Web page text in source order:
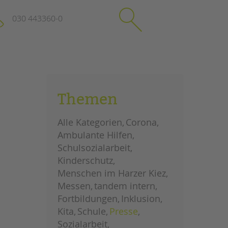
Impressum
Datenschutz
Hinweisgebersystem
Intranet
schließen
030 443360-0
SuchenThemen
Alle Kategorien Corona
Ambulante Hilfen
Schulsozialarbeit
Kinderschutz
Menschen im Harzer Kiez
Messen tandem intern
Fortbildungen Inklusion
Kita Schule Presse
Sozialarbeit